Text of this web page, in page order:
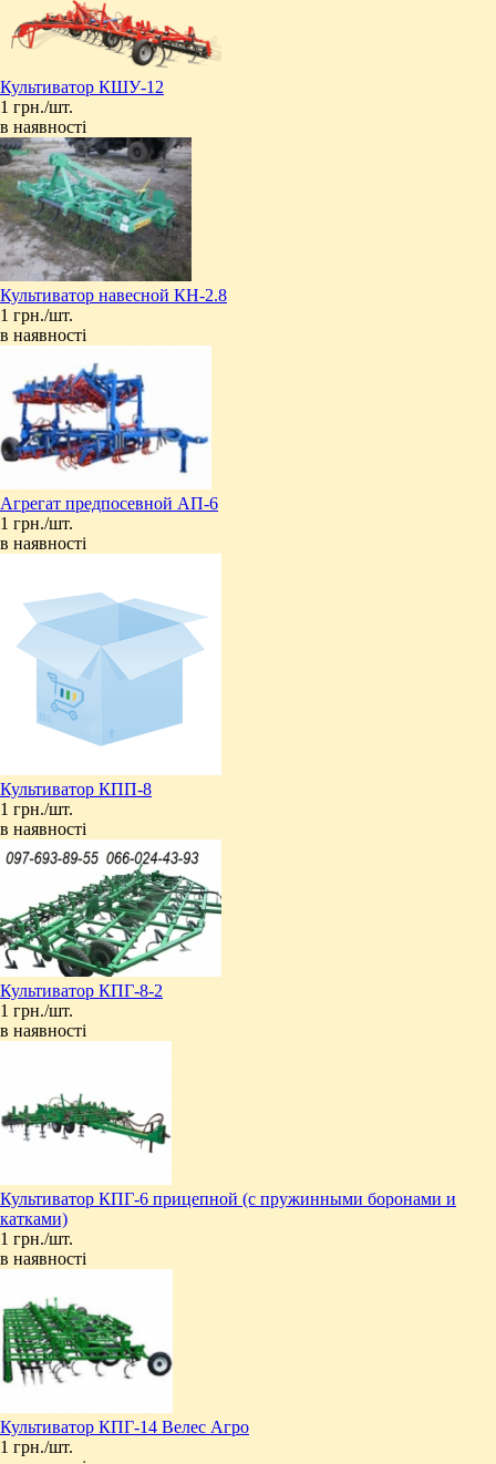
Культиватор КШУ-12
1 грн./шт.
в наявності
Культиватор навесной КН-2.8
1 грн./шт.
в наявності
Агрегат предпосевной АП-6
1 грн./шт.
в наявності
Культиватор КПП-8
1 грн./шт.
в наявності
Культиватор КПГ-8-2
1 грн./шт.
в наявності
Культиватор КПГ-6 прицепной (с пружинными боронами и
катками)
1 грн./шт.
в наявності
Культиватор КПГ-14 Велес Агро
1 грн./шт.